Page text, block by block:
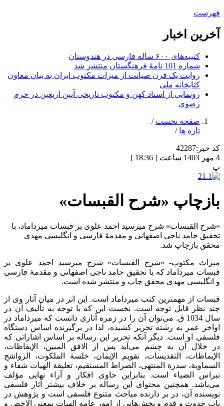
فهرست
آخرین اخبار
کتیبه‌های ۶۰۰ ساله فارسی در هندوستان
شماره 101 نامۀ فرهنگستان منتشر شد
روایت یک قرن صیانت از میراث مکتوب ایران به بیان معاون
کتابخانه ملی
رونمایی از اسناد کهن و مکتوب تاریخی آیین اربعین در حرم
رضوی
صفحه نخست /
تازه ها /
کد خبر:42287
4 مهر 1403 ساعت [ 18:36 ]
پ
بازچاپ «شرح القبسات»
«شرح القبسات» شرح ميرسيد احمد علوی بر قبسات ميرداماد، با
تحقیق حامد ناجی اصفهانی و مقدمۀ فارسی و انگليسی مهدی
محقق بازچاپ شد.
میراث مکتوب- «شرح القبسات» شرح ميرسيد احمد علوی بر
قبسات ميرداماد که با تحقیق حامد ناجی اصفهانی و مقدمۀ فارسی
و انگليسی مهدی محقق چاپ و منتشر شده است.
قبسات از مهمترین کتب میرداماد است. این اثر در میان آثار وی از
چند نظر قابل توجه است. نخست این که با توجه به تألیف آن در
سال 1034 ق. می‌توان آن را در زمره آثاری دانست که میرداماد در
اواخر عمر به رشته تحریر کشیده، لذا در برگیرنده اساس دستگاه
فلسفی او است. دیگر آنکه تحریر این رساله بر اساس اشاراتی که
در خلال آن به چشم می‌آید پس از الافق المبين، الإيقاظات،
الإيماظات، التقديسات، تقويم الإيمان، خلسة الملكوت، الرواشح
السماوية، سدرة المنتهى، الصراط المستقيم، تعليقة الهيات شفاء و
نبراس الضياء است. بنابراین حاوی افکار و آراء نهایی مؤلف
می‌باشد. همچنین محتوای این رساله بر خلاف بیشتر آثار فلسفی
نویسنده آن، در بر دارنده مباحث متنوع فلسفی است و پژوهش در
باب حدوث و قدم و بخش‌هایی از امور عامه الهیات بمعنى الاخص و